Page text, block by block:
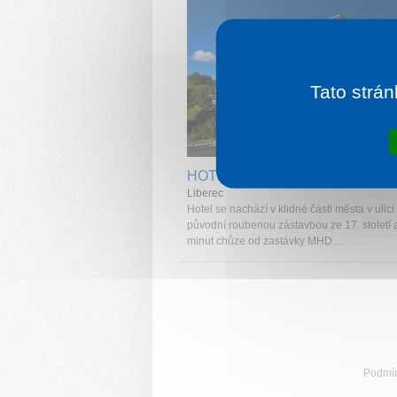
HOTEL PYTLOUN TRAVEL
Liberec
Hotel se nachází v klidné části města v ulici
původní roubenou zástavbou ze 17. století
minut chůze od zastávky MHD....
Tato